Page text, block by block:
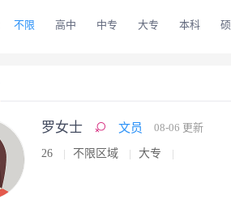
不限 高中 中专 大专 本科
罗女士 文员 08-06 更新
26 不限区域 大专